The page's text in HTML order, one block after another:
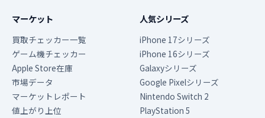
マーケット
買取チェッカー一覧
ゲーム機チェッカー
Apple Store在庫
市場データ
マーケットレポート
値上がり上位
人気シリーズ
iPhone 17シリーズ
iPhone 16シリーズ
Galaxyシリーズ
Google Pixelシリーズ
Nintendo Switch 2
PlayStation 5